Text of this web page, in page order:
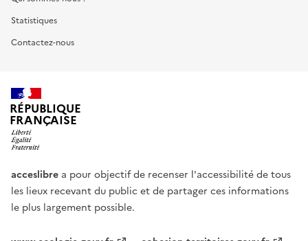
Statistiques
Contactez-nous
RÉPUBLIQUE
FRANÇAISE
acceslibre a pour objectif de recenser l'accessibilité de tous
les lieux recevant du public et de partager ces informations
le plus largement possible.